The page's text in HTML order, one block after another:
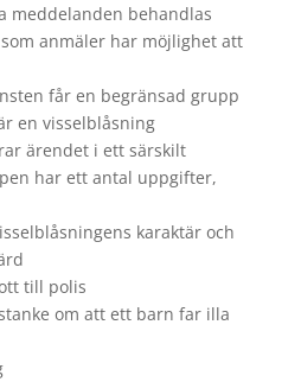
meddelanden behandlas
anmäler har möjlighet att
får en begränsad grupp
en visselblåsning
ärendet i ett särskilt
har ett antal uppgifter,
karaktär och
till polis
om att ett barn far illa